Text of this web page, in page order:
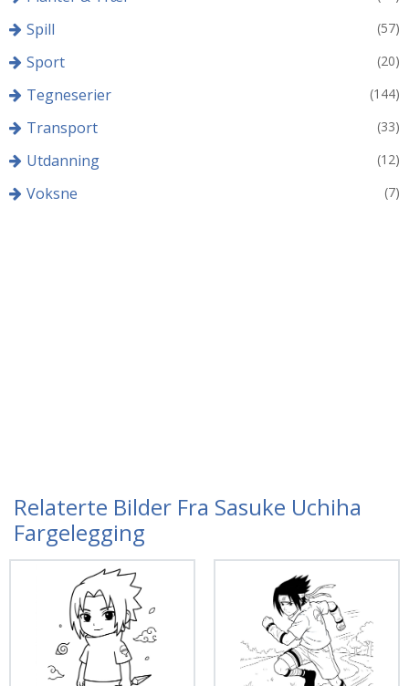
Spill (57)
Sport (20)
Tegneserier (144)
Transport (33)
Utdanning (12)
Voksne (7)
Relaterte Bilder Fra Sasuke Uchiha
Fargelegging